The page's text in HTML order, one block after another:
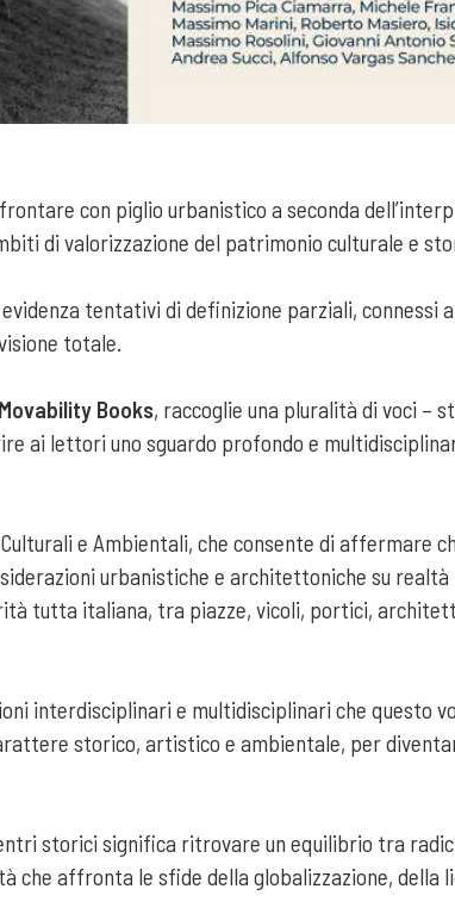
con piglio urbanistico a seconda
di valorizzazione del patrimonio culturale e
tentativi di definizione parziali, connessi
totale.
Movability Books, raccoglie una pluralità di voci –
lettori uno sguardo profondo e
e Ambientali, che consente di affermare
urbanistiche e architettoniche su
tutta italiana, tra piazze, vicoli, portici,
interdisciplinari e multidisciplinari che questo
storico, artistico e ambientale, per
storici significa ritrovare un equilibrio tra
che affronta le sfide della globalizzazione, della